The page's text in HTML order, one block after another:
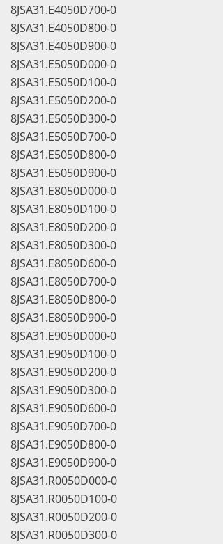
8JSA31.E4050D700-0
8JSA31.E4050D800-0
8JSA31.E4050D900-0
8JSA31.E5050D000-0
8JSA31.E5050D100-0
8JSA31.E5050D200-0
8JSA31.E5050D300-0
8JSA31.E5050D700-0
8JSA31.E5050D800-0
8JSA31.E5050D900-0
8JSA31.E8050D000-0
8JSA31.E8050D100-0
8JSA31.E8050D200-0
8JSA31.E8050D300-0
8JSA31.E8050D600-0
8JSA31.E8050D700-0
8JSA31.E8050D800-0
8JSA31.E8050D900-0
8JSA31.E9050D000-0
8JSA31.E9050D100-0
8JSA31.E9050D200-0
8JSA31.E9050D300-0
8JSA31.E9050D600-0
8JSA31.E9050D700-0
8JSA31.E9050D800-0
8JSA31.E9050D900-0
8JSA31.R0050D000-0
8JSA31.R0050D100-0
8JSA31.R0050D200-0
8JSA31.R0050D300-0